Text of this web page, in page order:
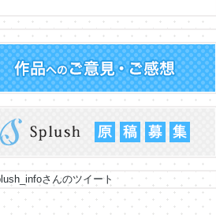
さんのツイート